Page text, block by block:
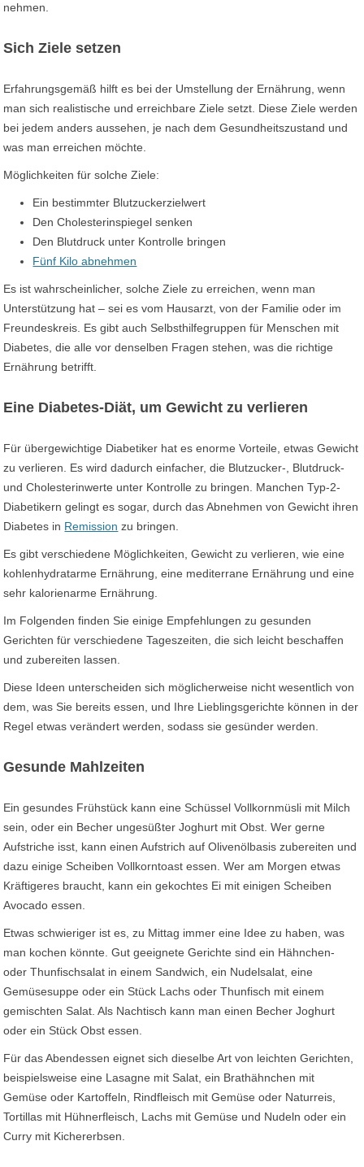
nehmen.
Sich Ziele setzen
Erfahrungsgemäß hilft es bei der Umstellung der Ernährung, wenn
man sich realistische und erreichbare Ziele setzt. Diese Ziele werden
bei jedem anders aussehen, je nach dem Gesundheitszustand und
was man erreichen möchte.
Möglichkeiten für solche Ziele:
Ein bestimmter Blutzuckerzielwert
Den Cholesterinspiegel senken
Den Blutdruck unter Kontrolle bringen
Fünf Kilo abnehmen
Es ist wahrscheinlicher, solche Ziele zu erreichen, wenn man
Unterstützung hat – sei es vom Hausarzt, von der Familie oder im
Freundeskreis. Es gibt auch Selbsthilfegruppen für Menschen mit
Diabetes, die alle vor denselben Fragen stehen, was die richtige
Ernährung betrifft.
Eine Diabetes-Diät, um Gewicht zu verlieren
Für übergewichtige Diabetiker hat es enorme Vorteile, etwas Gewicht
zu verlieren. Es wird dadurch einfacher, die Blutzucker-, Blutdruck-
und Cholesterinwerte unter Kontrolle zu bringen. Manchen Typ-2-
Diabetikern gelingt es sogar, durch das Abnehmen von Gewicht ihren
Diabetes in Remission zu bringen.
Es gibt verschiedene Möglichkeiten, Gewicht zu verlieren, wie eine
kohlenhydratarme Ernährung, eine mediterrane Ernährung und eine
sehr kalorienarme Ernährung.
Im Folgenden finden Sie einige Empfehlungen zu gesunden
Gerichten für verschiedene Tageszeiten, die sich leicht beschaffen
und zubereiten lassen.
Diese Ideen unterscheiden sich möglicherweise nicht wesentlich von
dem, was Sie bereits essen, und Ihre Lieblingsgerichte können in der
Regel etwas verändert werden, sodass sie gesünder werden.
Gesunde Mahlzeiten
Ein gesundes Frühstück kann eine Schüssel Vollkornmüsli mit Milch
sein, oder ein Becher ungesüßter Joghurt mit Obst. Wer gerne
Aufstriche isst, kann einen Aufstrich auf Olivenölbasis zubereiten und
dazu einige Scheiben Vollkorntoast essen. Wer am Morgen etwas
Kräftigeres braucht, kann ein gekochtes Ei mit einigen Scheiben
Avocado essen.
Etwas schwieriger ist es, zu Mittag immer eine Idee zu haben, was
man kochen könnte. Gut geeignete Gerichte sind ein Hähnchen-
oder Thunfischsalat in einem Sandwich, ein Nudelsalat, eine
Gemüsesuppe oder ein Stück Lachs oder Thunfisch mit einem
gemischten Salat. Als Nachtisch kann man einen Becher Joghurt
oder ein Stück Obst essen.
Für das Abendessen eignet sich dieselbe Art von leichten Gerichten,
beispielsweise eine Lasagne mit Salat, ein Brathähnchen mit
Gemüse oder Kartoffeln, Rindfleisch mit Gemüse oder Naturreis,
Tortillas mit Hühnerfleisch, Lachs mit Gemüse und Nudeln oder ein
Curry mit Kichererbsen.